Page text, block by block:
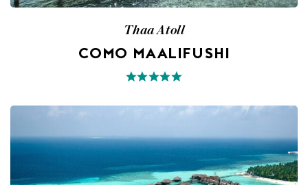
Thaa Atoll
COMO MAALIFUSHI